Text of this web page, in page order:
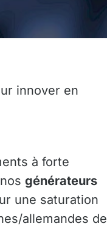
innover en
à forte
générateurs
une saturation
allemandes de